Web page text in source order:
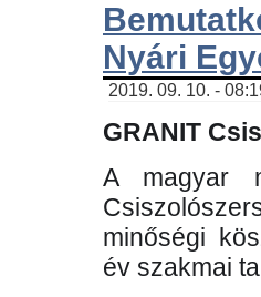
Nyári
2019. 09. 10. -
GRANIT
A magyar
minőségi
év szakmai